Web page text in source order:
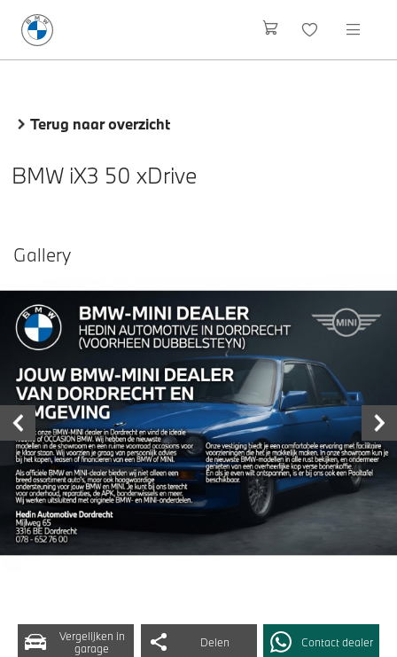
Terug naar overzicht
BMW iX3 50 xDrive
Vergelijken in
garage
Delen Contact dealer
Gallery